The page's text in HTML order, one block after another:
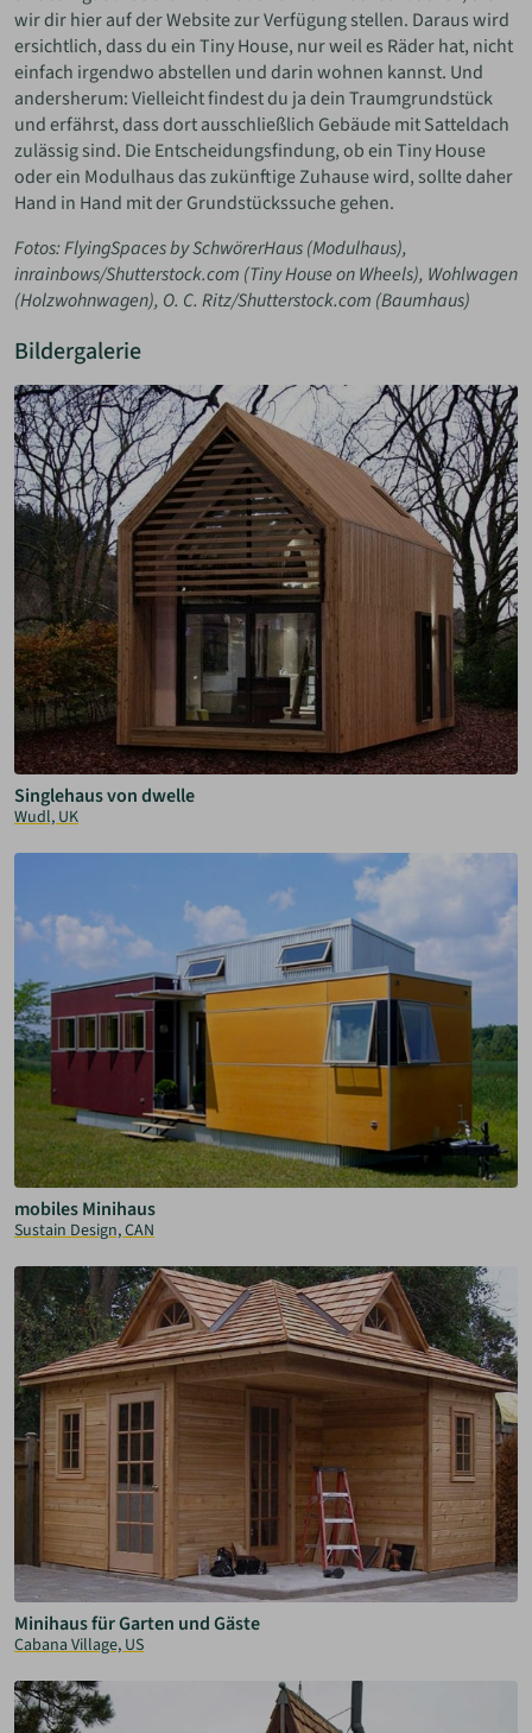
wir dir hier auf der Website zur Verfügung stellen. Daraus wird
ersichtlich, dass du ein Tiny House, nur weil es Räder hat, nicht
einfach irgendwo abstellen und darin wohnen kannst. Und
andersherum: Vielleicht findest du ja dein Traumgrundstück
und erfährst, dass dort ausschließlich Gebäude mit Satteldach
zulässig sind. Die Entscheidungsfindung, ob ein Tiny House
oder ein Modulhaus das zukünftige Zuhause wird, sollte daher
Hand in Hand mit der Grundstückssuche gehen.
Fotos: FlyingSpaces by SchwörerHaus (Modulhaus),
inrainbows/Shutterstock.com (Tiny House on Wheels), Wohlwagen
(Holzwohnwagen), O. C. Ritz/Shutterstock.com (Baumhaus)
Bildergalerie
Singlehaus von dwelle
Wudl, UK
mobiles Minihaus
Sustain Design, CAN
Minihaus für Garten und Gäste
Cabana Village, US